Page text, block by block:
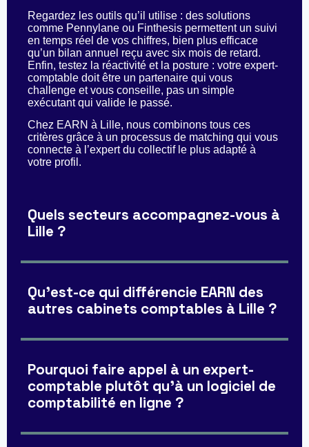
Regardez les outils qu’il utilise : des solutions
comme Pennylane ou Finthesis permettent un suivi
en temps réel de vos chiffres, bien plus efficace
qu’un bilan annuel reçu avec six mois de retard.
Enfin, testez la réactivité et la posture : votre expert-
comptable doit être un partenaire qui vous
challenge et vous conseille, pas un simple
exécutant qui valide le passé.
Chez EARN à Lille, nous combinons tous ces
critères grâce à un processus de matching qui vous
connecte à l’expert du collectif le plus adapté à
votre profil.
Quels secteurs accompagnez-vous à
Lille ?
Qu'est-ce qui différencie EARN des
autres cabinets comptables à Lille ?
Pourquoi faire appel à un expert-
comptable plutôt qu'à un logiciel de
comptabilité en ligne ?